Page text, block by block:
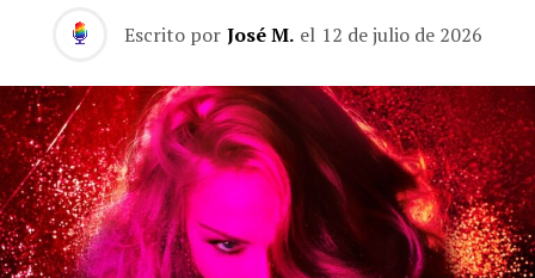
Escrito por José M. el 12 de julio de 2026